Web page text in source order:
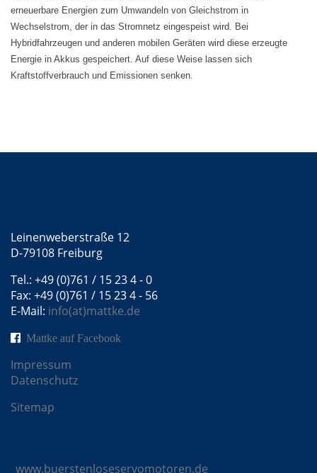
erneuerbare Energien zum Umwandeln von Gleichstrom in
Wechselstrom, der in das Stromnetz eingespeist wird. Bei
Hybridfahrzeugen und anderen mobilen Geräten wird diese erzeugte
Energie in Akkus gespeichert. Auf diese Weise lassen sich
Kraftstoffverbrauch und Emissionen senken.
Leinenweberstraße 12
D-79108 Freiburg
Tel.: +49 (0)761 / 15 23 4 - 0
Fax: +49 (0)761 / 15 23 4 - 56
E-Mail: info(at)mattke.de
Mattke auf Facebook
Impressum
Datenschutz
Sitemap
www.buerstenloseservomotoren.de